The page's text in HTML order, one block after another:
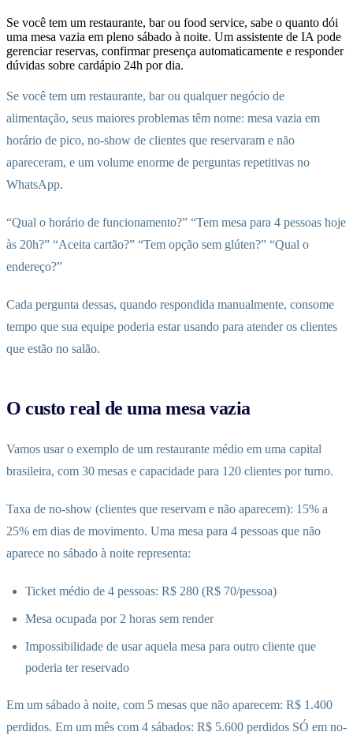
Se você tem um restaurante, bar ou food service, sabe o quanto dói
uma mesa vazia em pleno sábado à noite. Um assistente de IA pode
gerenciar reservas, confirmar presença automaticamente e responder
dúvidas sobre cardápio 24h por dia.
Se você tem um restaurante, bar ou qualquer negócio de
alimentação, seus maiores problemas têm nome: mesa vazia em
horário de pico, no-show de clientes que reservaram e não
apareceram, e um volume enorme de perguntas repetitivas no
WhatsApp.
“Qual o horário de funcionamento?” “Tem mesa para 4 pessoas hoje
às 20h?” “Aceita cartão?” “Tem opção sem glúten?” “Qual o
endereço?”
Cada pergunta dessas, quando respondida manualmente, consome
tempo que sua equipe poderia estar usando para atender os clientes
que estão no salão.
O custo real de uma mesa vazia
Vamos usar o exemplo de um restaurante médio em uma capital
brasileira, com 30 mesas e capacidade para 120 clientes por turno.
Taxa de no-show (clientes que reservam e não aparecem): 15% a
25% em dias de movimento. Uma mesa para 4 pessoas que não
aparece no sábado à noite representa:
Ticket médio de 4 pessoas: R$ 280 (R$ 70/pessoa)
Mesa ocupada por 2 horas sem render
Impossibilidade de usar aquela mesa para outro cliente que
poderia ter reservado
Em um sábado à noite, com 5 mesas que não aparecem: R$ 1.400
perdidos. Em um mês com 4 sábados: R$ 5.600 perdidos SÓ em no-